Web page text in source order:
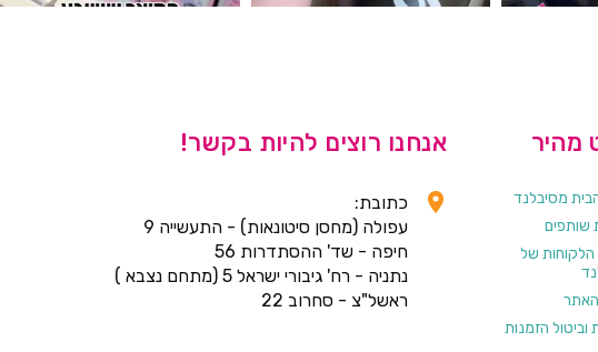
אנחנו רוצים להיות בקשר!
כתובת:
עפולה (מחסן סיטונאות) - התעשייה 9
חיפה - שד' ההסתדרות 56
נתניה - רח' גיבורי ישראל 5 (מתחם נצבא )
ראשל"צ - סחרוב 22
מהיר
מסיבלנד
שותפים
הלקוחות של
האתר
וביטול הזמנות